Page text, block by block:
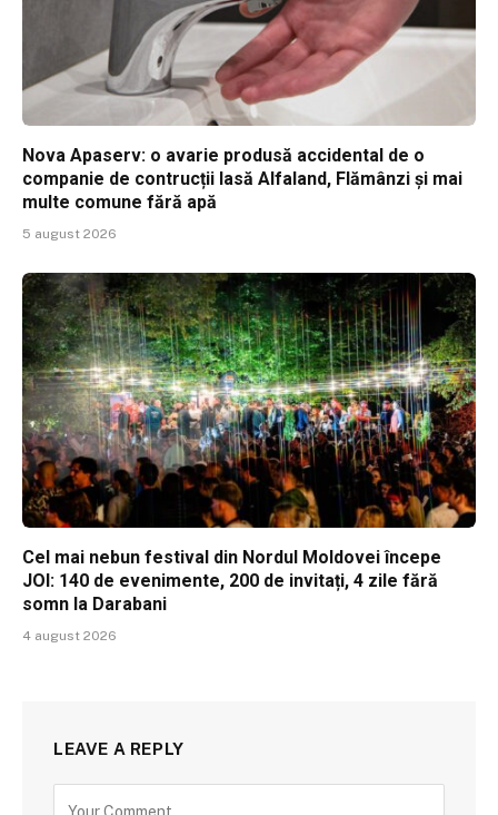
Nova Apaserv: o avarie produsă accidental de o
companie de contrucții lasă Alfaland, Flămânzi și mai
multe comune fără apă
5 august 2026
Cel mai nebun festival din Nordul Moldovei începe
JOI: 140 de evenimente, 200 de invitați, 4 zile fără
somn la Darabani
4 august 2026
LEAVE A REPLY